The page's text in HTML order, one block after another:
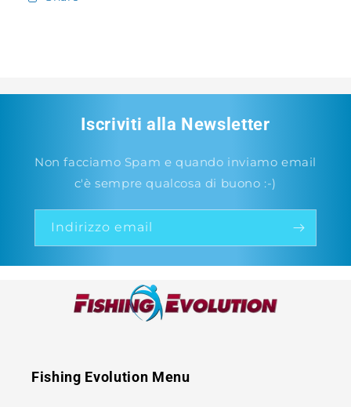
Iscriviti alla Newsletter
Non facciamo Spam e quando inviamo email
c'è sempre qualcosa di buono :-)
Indirizzo email
Fishing Evolution Menu